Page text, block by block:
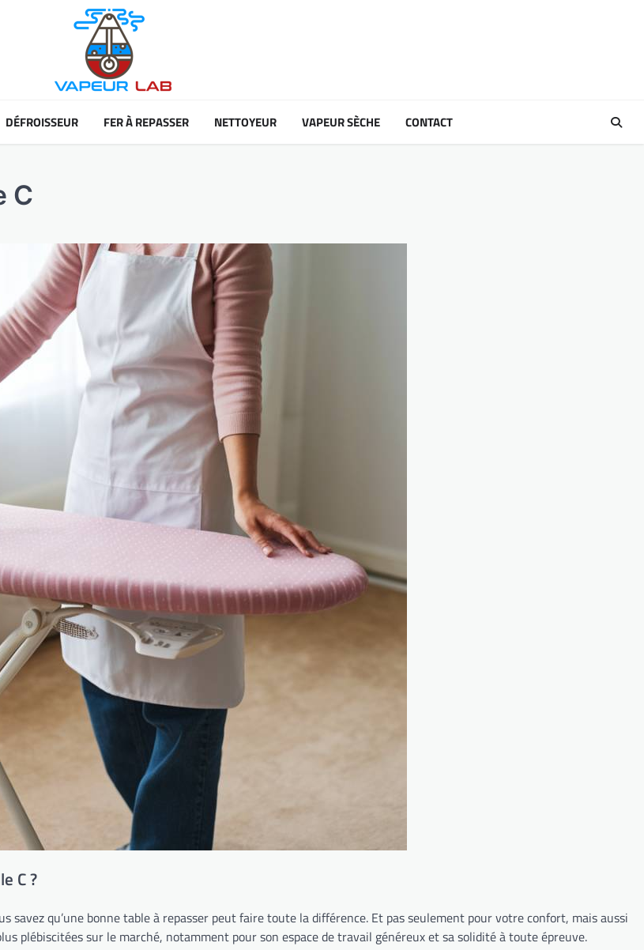
DÉFROISSEUR FER À REPASSER NETTOYEUR VAPEUR SÈCHE CONTACT
C
C ?
qu’une bonne table à repasser peut faire toute la différence. Et pas seulement pour votre confort, mais aussi
plébiscitées sur le marché, notamment pour son espace de travail généreux et sa solidité à toute épreuve.